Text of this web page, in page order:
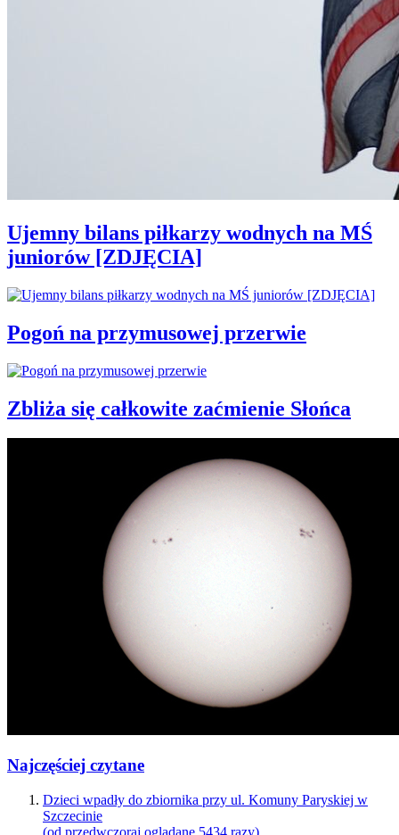
Ujemny bilans piłkarzy wodnych na MŚ
juniorów [ZDJĘCIA]
Pogoń na przymusowej przerwie
Zbliża się całkowite zaćmienie Słońca
Najczęściej czytane
Dzieci wpadły do zbiornika przy ul. Komuny Paryskiej w
Szczecinie
(od przedwczoraj oglądane 5434 razy)